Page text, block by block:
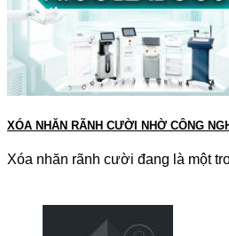
XÓA NHĂN RÃNH CƯỜI NHỜ CÔNG
Xóa nhăn rãnh cười đang là một